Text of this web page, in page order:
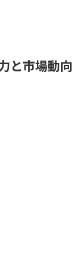
と市場動向